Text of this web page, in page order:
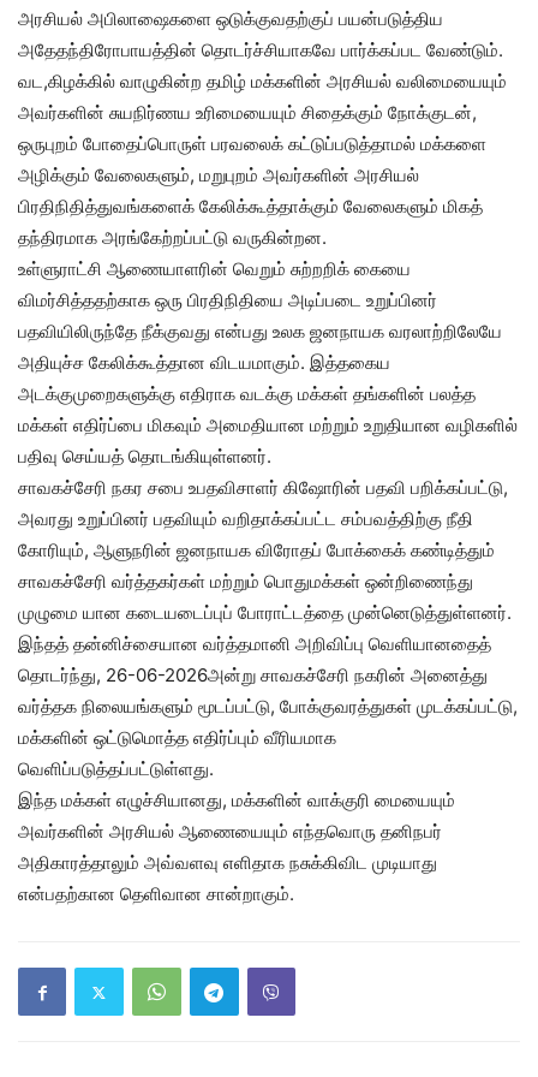
அரசியல் அபிலாஷைகளை ஒடுக்குவதற்குப் பயன்படுத்திய
அதேதந்திரோபாயத்தின் தொடர்ச்சியாகவே பார்க்கப்பட வேண்டும்.
வட,கிழக்கில் வாழுகின்ற தமிழ் மக்களின் அரசியல் வலிமையையும்
அவர்களின் சுயநிர்ணய உரிமையையும் சிதைக்கும் நோக்குடன்,
ஒருபுறம் போதைப்பொருள் பரவலைக் கட்டுப்படுத்தாமல் மக்களை
அழிக்கும் வேலைகளும், மறுபுறம் அவர்களின் அரசியல்
பிரதிநிதித்துவங்களைக் கேலிக்கூத்தாக்கும் வேலைகளும் மிகத்
தந்திரமாக அரங்கேற்றப்பட்டு வருகின்றன.
உள்ளுராட்சி ஆணையாளரின் வெறும் சுற்றறிக் கையை
விமர்சித்ததற்காக ஒரு பிரதிநிதியை அடிப்படை உறுப்பினர்
பதவியிலிருந்தே நீக்குவது என்பது உலக ஜனநாயக வரலாற்றிலேயே
அதியுச்ச கேலிக்கூத்தான விடயமாகும். இத்தகைய
அடக்குமுறைகளுக்கு எதிராக வடக்கு மக்கள் தங்களின் பலத்த
மக்கள் எதிர்ப்பை மிகவும் அமைதியான மற்றும் உறுதியான வழிகளில்
பதிவு செய்யத் தொடங்கியுள்ளனர்.
சாவகச்சேரி நகர சபை உபதவிசாளர் கிஷோரின் பதவி பறிக்கப்பட்டு,
அவரது உறுப்பினர் பதவியும் வறிதாக்கப்பட்ட சம்பவத்திற்கு நீதி
கோரியும், ஆளுநரின் ஜனநாயக விரோதப் போக்கைக் கண்டித்தும்
சாவகச்சேரி வர்த்தகர்கள் மற்றும் பொதுமக்கள் ஒன்றிணைந்து
முழுமை யான கடையடைப்புப் போராட்டத்தை முன்னெடுத்துள்ளனர்.
இந்தத் தன்னிச்சையான வர்த்தமானி அறிவிப்பு வெளியானதைத்
தொடர்ந்து, 26-06-2026அன்று சாவகச்சேரி நகரின் அனைத்து
வர்த்தக நிலையங்களும் மூடப்பட்டு, போக்குவரத்துகள் முடக்கப்பட்டு,
மக்களின் ஒட்டுமொத்த எதிர்ப்பும் வீரியமாக
வெளிப்படுத்தப்பட்டுள்ளது.
இந்த மக்கள் எழுச்சியானது, மக்களின் வாக்குரி மையையும்
அவர்களின் அரசியல் ஆணையையும் எந்தவொரு தனிநபர்
அதிகாரத்தாலும் அவ்வளவு எளிதாக நசுக்கிவிட முடியாது
என்பதற்கான தெளிவான சான்றாகும்.